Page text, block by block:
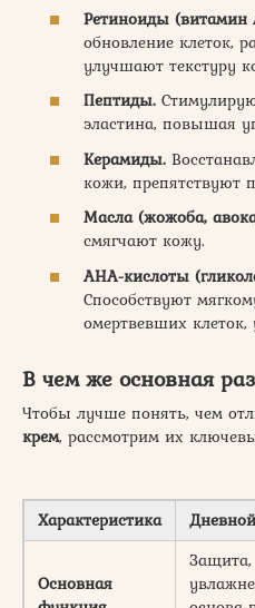
Ретиноиды (витамин
обновление клеток,
улучшают текстуру
Пептиды.
эластина, повышая
Керамиды.
кожи, препятствуют
Масла (жожоба,
смягчают кожу.
AHA-кислоты
Способствуют
омертвевших
В чем же основная
Чтобы лучше понять, чем
крем, рассмотрим их
Характеристика
Основная
Защита,